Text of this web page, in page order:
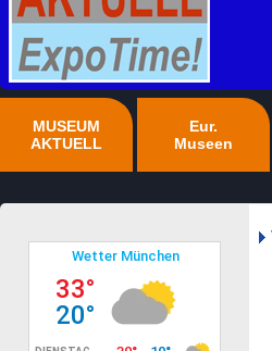
MUSEUM
AKTUELL
Eur.
Museen